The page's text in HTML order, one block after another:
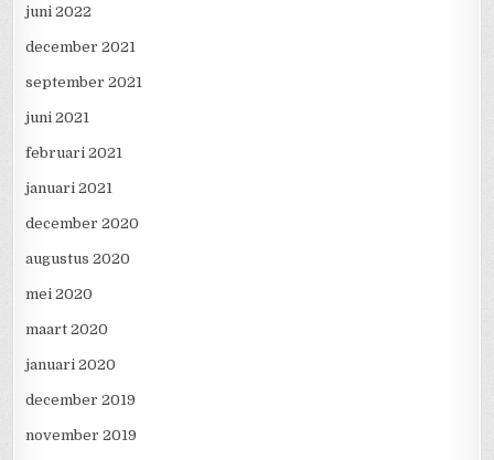
juni 2022
december 2021
september 2021
juni 2021
februari 2021
januari 2021
december 2020
augustus 2020
mei 2020
maart 2020
januari 2020
december 2019
november 2019